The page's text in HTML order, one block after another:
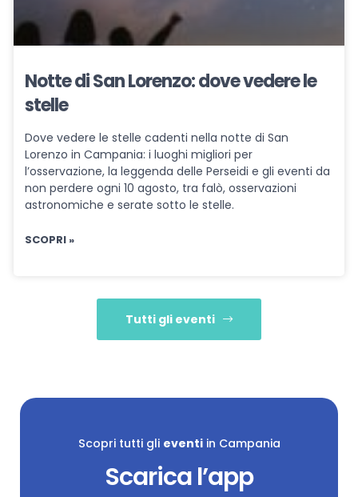
Notte di San Lorenzo: dove vedere le
stelle
Dove vedere le stelle cadenti nella notte di San
Lorenzo in Campania: i luoghi migliori per
l’osservazione, la leggenda delle Perseidi e gli eventi da
non perdere ogni 10 agosto, tra falò, osservazioni
astronomiche e serate sotto le stelle.
SCOPRI »
Tutti gli eventi
Scopri tutti gli eventiin Campania
Scarica l’app